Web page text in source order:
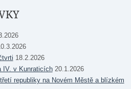
18.2.2026
IV. v Kunraticích 20.1.2026
republiky na Novém Městě a blízkém